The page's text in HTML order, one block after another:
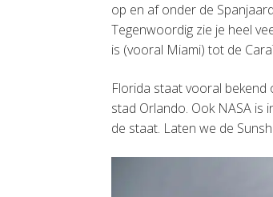
op en af onder de
Tegenwoordig zie je heel
is (vooral Miami) tot de
Florida staat vooral
stad Orlando. Ook NASA is
de staat. Laten we de